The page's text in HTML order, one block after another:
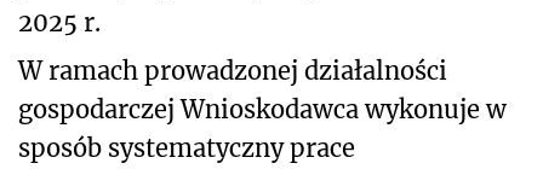
2025 r.
W ramach prowadzonej działalności
gospodarczej Wnioskodawca wykonuje w
sposób systematyczny prace